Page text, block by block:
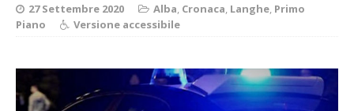
27 Settembre 2020 Alba, Cronaca, Langhe, Primo
Piano
Versione accessibile